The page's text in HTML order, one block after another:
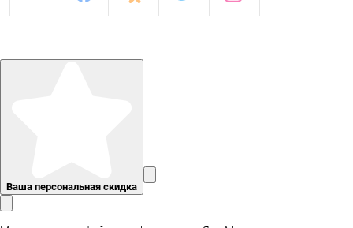
Ваша персональная скидка